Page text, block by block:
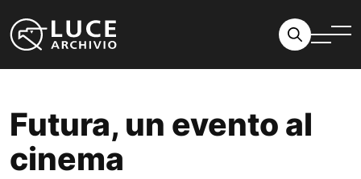
Futura, un evento al
cinema